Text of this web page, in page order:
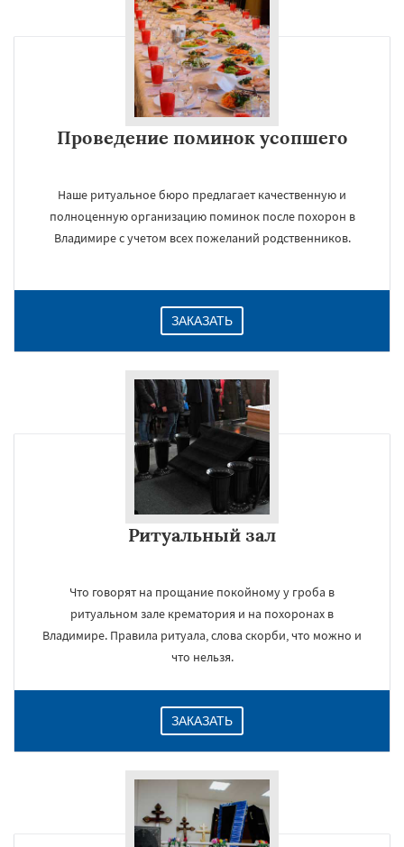
Проведение поминок усопшего
Наше ритуальное бюро предлагает качественную и
полноценную организацию поминок после похорон в
Владимире с учетом всех пожеланий родственников.
ЗАКАЗАТЬ
Ритуальный зал
Что говорят на прощание покойному у гроба в
ритуальном зале крематория и на похоронах в
Владимире. Правила ритуала, слова скорби, что можно и
что нельзя.
ЗАКАЗАТЬ
Даю согласие на обработку персональных данных